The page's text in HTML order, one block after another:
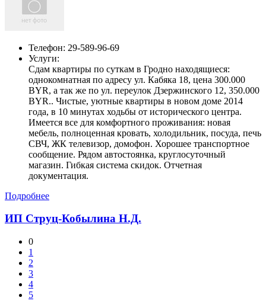
Телефон: 29-589-96-69
Услуги:
Сдам квартиры по суткам в Гродно находящиеся:
однокомнатная по адресу ул. Кабяка 18, цена 300.000
BYR, а так же по ул. переулок Дзержинского 12, 350.000
BYR.. Чистые, уютные квартиры в новом доме 2014
года, в 10 минутах ходьбы от исторического центра.
Имеется все для комфортного проживания: новая
мебель, полноценная кровать, холодильник, посуда, печь
СВЧ, ЖК телевизор, домофон. Хорошее транспортное
сообщение. Рядом автостоянка, круглосуточный
магазин. Гибкая система скидок. Отчетная
документация.
Подробнее
ИП Струц-Кобылина Н.Д.
0
1
2
3
4
5